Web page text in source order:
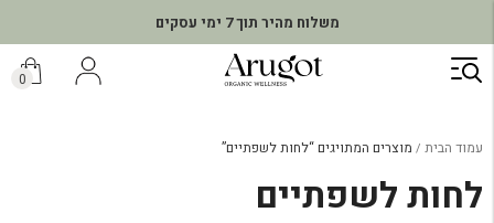
משלוח מהיר תוך 7 ימי עסקים
דילוג
לתוכן
0
עמוד הבית מוצרים המתויגים “לחות לשפתיים”
לחות לשפתיים